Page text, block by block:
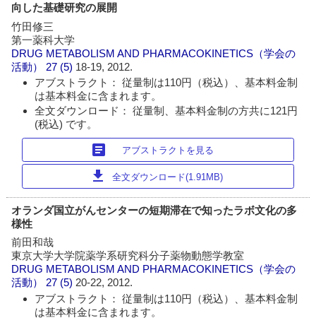
向した基礎研究の展開
竹田修三
第一薬科大学
DRUG METABOLISM AND PHARMACOKINETICS（学会の
活動）
27 (5) 18-19, 2012.
アブストラクト： 従量制は110円（税込）、基本料金制
は基本料金に含まれます。
全文ダウンロード： 従量制、基本料金制の方共に121円
(税込) です。
article アブストラクトを見る
download 全文ダウンロード(1.91MB)
オランダ国立がんセンターの短期滞在で知ったラボ文化の多
様性
前田和哉
東京大学大学院薬学系研究科分子薬物動態学教室
DRUG METABOLISM AND PHARMACOKINETICS（学会の
活動）
27 (5) 20-22, 2012.
アブストラクト： 従量制は110円（税込）、基本料金制
は基本料金に含まれます。